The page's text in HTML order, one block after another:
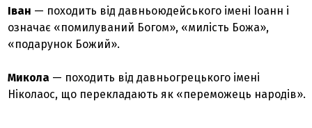
Іван — походить від давньоюдейського імені Іоанн і
означає «помилуваний Богом», «милість Божа»,
«подарунок Божий».
Микола — походить від давньогрецького імені
Ніколаос, що перекладають як «переможець народів».